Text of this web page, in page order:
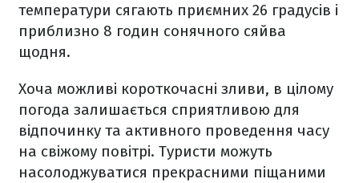
температури сягають приємних 26 градусів і
приблизно 8 годин сонячного сяйва
щодня.
Хоча можливі короткочасні зливи, в цілому
погода залишається сприятливою для
відпочинку та активного проведення часу
на свіжому повітрі. Туристи можуть
насолоджуватися прекрасними піщаними